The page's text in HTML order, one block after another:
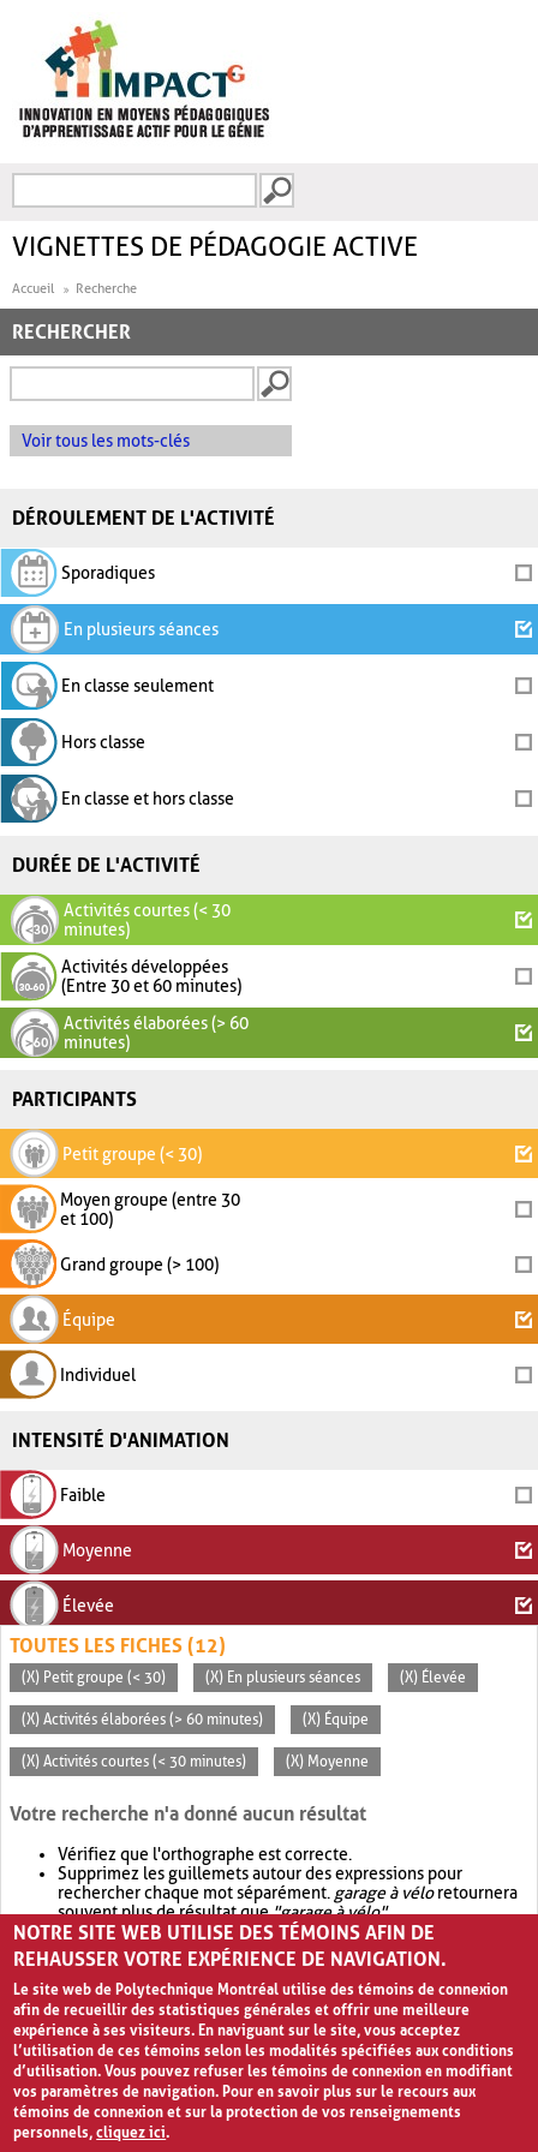
FORMULAIRE DE
VIGNETTES DE PÉDAGOGIE ACTIVE
Accueil Recherche
RECHERCHER
Voir tous les mots-clés
DÉROULEMENT DE L'ACTIVITÉ
Sporadiques
En plusieurs séances
En classe seulement
Hors classe
En classe et hors classe
DURÉE DE L'ACTIVITÉ
Activités courtes (< 30
minutes)
Activités développées
(Entre 30 et 60 minutes)
Activités élaborées (> 60
minutes)
PARTICIPANTS
Petit groupe (< 30)
Moyen groupe (entre 30
et 100)
Grand groupe (> 100)
Équipe
Individuel
INTENSITÉ D'ANIMATION
Faible
Moyenne
Élevée
TOUTES LES FICHES (12)
(X) Petit groupe (< 30) (X) En plusieurs séances (X) Élevée
(X) Activités élaborées (> 60 minutes) (X) Équipe
(X) Activités courtes (< 30 minutes) (X) Moyenne
Votre recherche n'a donné aucun résultat
Vérifiez que l'orthographe est correcte.
Supprimez les guillemets autour des expressions pour
rechercher chaque mot séparément. garage à véloretournera
souvent plus de résultat que"garage à vélo".
Envisagez d'élargir votre recherche avec OR.garage OR vélo
retournera souvent plus de résultat quegarage à vélo
NOTRE SITE WEB UTILISE DES TÉMOINS AFIN DE
REHAUSSER VOTRE EXPÉRIENCE DE NAVIGATION.
Le site web de Polytechnique Montréal utilise des témoins de connexion
afin de recueillir des statistiques générales et offrir une meilleure
expérience à ses visiteurs. En naviguant sur le site, vous acceptez
l’utilisation de ces témoins selon les modalités spécifiées aux conditions
d’utilisation. Vous pouvez refuser les témoins de connexion en modifiant
vos paramètres de navigation. Pour en savoir plus sur le recours aux
témoins de connexion et sur la protection de vos renseignements
personnels,cliquez ici.